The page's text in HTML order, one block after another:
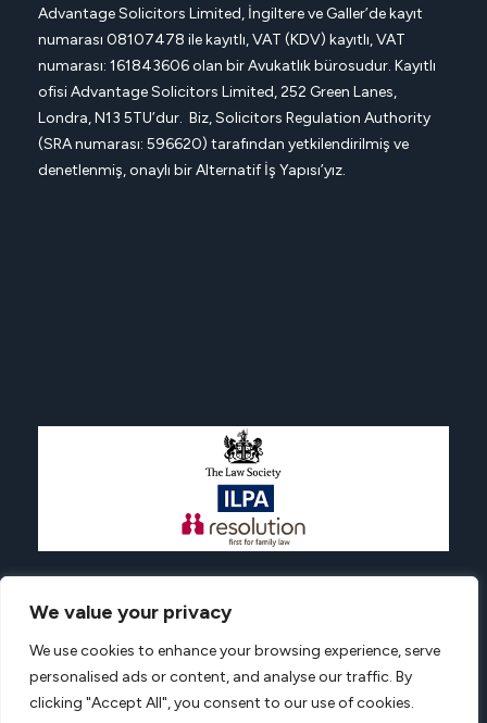
We value your privacy
We use cookies to enhance your browsing experience, serve
personalised ads or content, and analyse our traffic. By
clicking "Accept All", you consent to our use of cookies.
Advantage Solicitors Limited, İngiltere ve Galler’de kayıt
numarası 08107478 ile kayıtlı, VAT (KDV) kayıtlı, VAT
numarası: 161843606 olan bir Avukatlık bürosudur. Kayıtlı
ofisiAdvantage Solicitors Limited, 252 Green Lanes,
Londra, N13 5TU’dur. Biz, Solicitors Regulation Authority
(SRA numarası: 596620) tarafından yetkilendirilmiş ve
denetlenmiş, onaylı bir Alternatif İş Yapısı’yız.
Advantagesolicitors.com © All rights reserved.
Privacy Policy
Terms And Conditions
Complaint
Web Design by Digiso London